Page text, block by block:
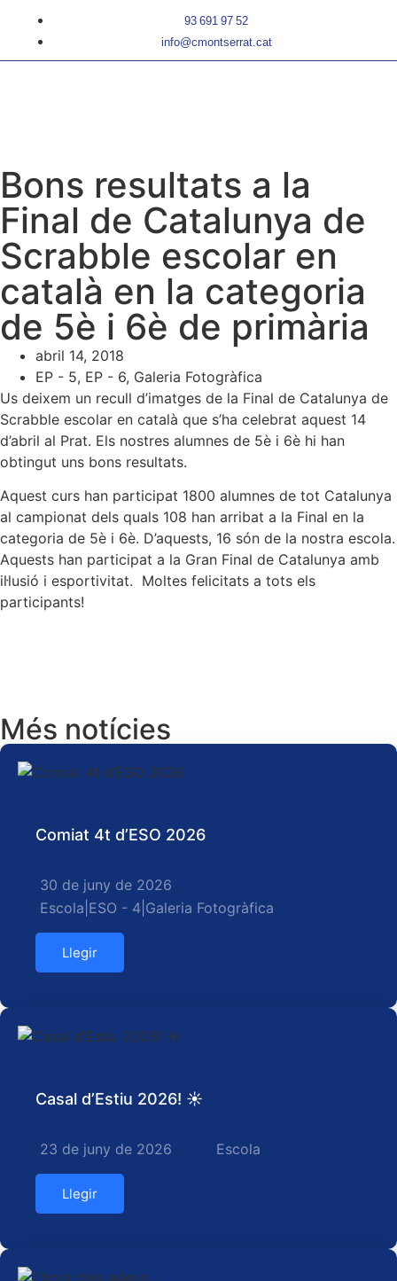
93 691 97 52
info@cmontserrat.cat
Bons resultats a la
Final de Catalunya de
Scrabble escolar en
català en la categoria
de 5è i 6è de primària
abril 14, 2018
EP - 5, EP - 6, Galeria Fotogràfica
Us deixem un recull d’imatges de la Final de Catalunya de
Scrabble escolar en català que s’ha celebrat aquest 14
d’abril al Prat. Els nostres alumnes de 5è i 6è hi han
obtingut uns bons resultats.
Aquest curs han participat 1800 alumnes de tot Catalunya
al campionat dels quals 108 han arribat a la Final en la
categoria de 5è i 6è. D’aquests, 16 són de la nostra escola.
Aquests han participat a la Gran Final de Catalunya amb
il·lusió i esportivitat. Moltes felicitats a tots els
participants!
Més notícies
Comiat 4t d’ESO 2026
30 de juny de 2026
Escola ESO - 4 Galeria Fotogràfica
Llegir
Casal d’Estiu 2026! ☀️
23 de juny de 2026 Escola
Llegir